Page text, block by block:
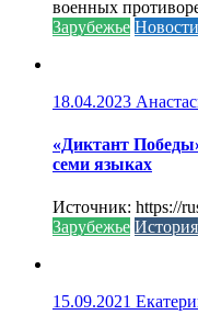
военных
Зарубежье Новости
18.04.2023
«Диктант
семи языках
Источник: https://
Зарубежье История
15.09.2021